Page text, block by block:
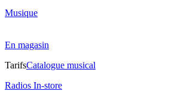
Musique
En magasin
TarifsCatalogue musical
Radios In-store